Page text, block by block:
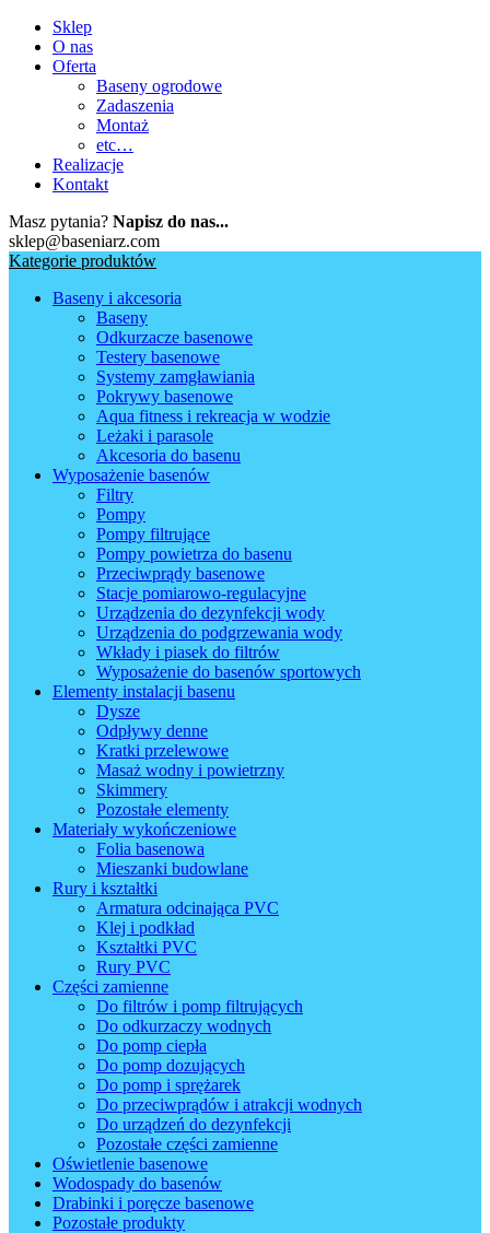
Sklep
O nas
Oferta
Baseny ogrodowe
Zadaszenia
Montaż
etc…
Realizacje
Kontakt
Masz pytania? Napisz do nas...
sklep@baseniarz.com
Kategorie produktów
Baseny i akcesoria
Baseny
Odkurzacze basenowe
Testery basenowe
Systemy zamgławiania
Pokrywy basenowe
Aqua fitness i rekreacja w wodzie
Leżaki i parasole
Akcesoria do basenu
Wyposażenie basenów
Filtry
Pompy
Pompy filtrujące
Pompy powietrza do basenu
Przeciwprądy basenowe
Stacje pomiarowo-regulacyjne
Urządzenia do dezynfekcji wody
Urządzenia do podgrzewania wody
Wkłady i piasek do filtrów
Wyposażenie do basenów sportowych
Elementy instalacji basenu
Dysze
Odpływy denne
Kratki przelewowe
Masaż wodny i powietrzny
Skimmery
Pozostałe elementy
Materiały wykończeniowe
Folia basenowa
Mieszanki budowlane
Rury i kształtki
Armatura odcinająca PVC
Klej i podkład
Kształtki PVC
Rury PVC
Części zamienne
Do filtrów i pomp filtrujących
Do odkurzaczy wodnych
Do pomp ciepła
Do pomp dozujących
Do pomp i sprężarek
Do przeciwprądów i atrakcji wodnych
Do urządzeń do dezynfekcji
Pozostałe części zamienne
Oświetlenie basenowe
Wodospady do basenów
Drabinki i poręcze basenowe
Pozostałe produkty